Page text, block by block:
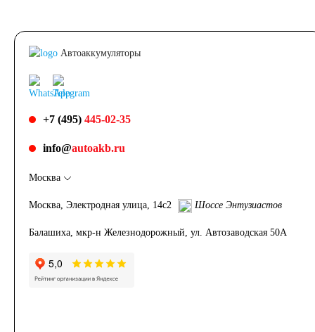
Аккумуляторы для
автомобилей
Автоаккумуляторы
+7 (495) 445-02-35
info@autoakb.ru
Москва
Москва, Электродная улица, 14с2 Шоссе Энтузиастов
Балашиха, мкр-н Железнодорожный, ул. Автозаводская 50А